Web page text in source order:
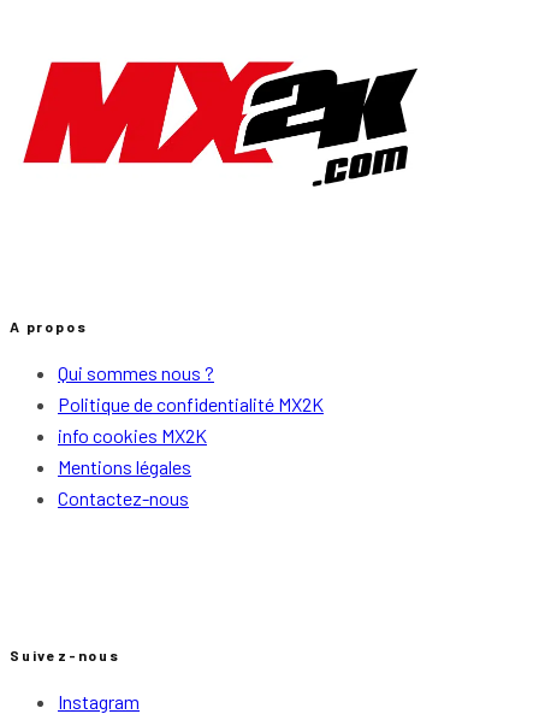
A propos
Qui sommes nous ?
Politique de confidentialité MX2K
info cookies MX2K
Mentions légales
Contactez-nous
Suivez-nous
Instagram